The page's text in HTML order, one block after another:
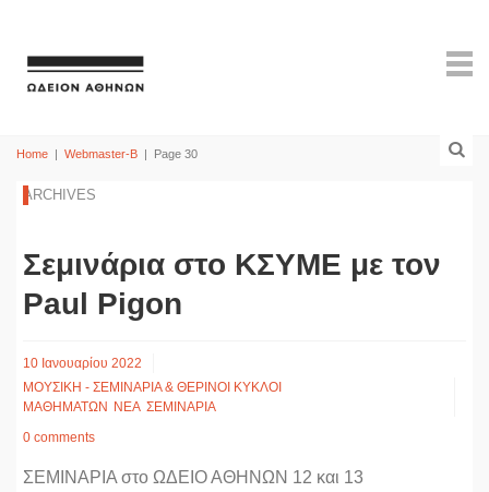
Home | Webmaster-B | Page 30
ARCHIVES
Σεμινάρια στο ΚΣΥΜΕ με τον
Paul Pigon
10 Ιανουαρίου 2022
ΜΟΥΣΙΚΗ - ΣΕΜΙΝΑΡΙΑ & ΘΕΡΙΝΟΙ ΚΥΚΛΟΙ
ΜΑΘΗΜΑΤΩΝ
ΝΕΑ ΣΕΜΙΝΑΡΙΑ
0 comments
ΣΕΜΙΝΑΡΙΑ στο ΩΔΕΙΟ ΑΘΗΝΩΝ 12 και 13